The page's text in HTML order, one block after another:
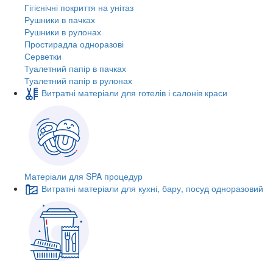
Гігієнічні покриття на унітаз
Рушники в пачках
Рушники в рулонах
Простирадла одноразові
Серветки
Туалетний папір в пачках
Туалетний папір в рулонах
Витратні матеріали для готелів і салонів краси
Матеріали для SPA процедур
Витратні матеріали для кухні, бару, посуд одноразовий